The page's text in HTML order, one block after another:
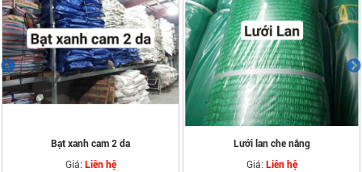
Bạt xanh cam 2 da
Giá: Liên hệ
Lưới lan che nắng
Giá: Liên hệ